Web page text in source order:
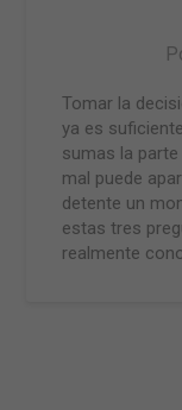
Tomar la
ya es
sumas la
mal puede
detente un
estas tres
realmente